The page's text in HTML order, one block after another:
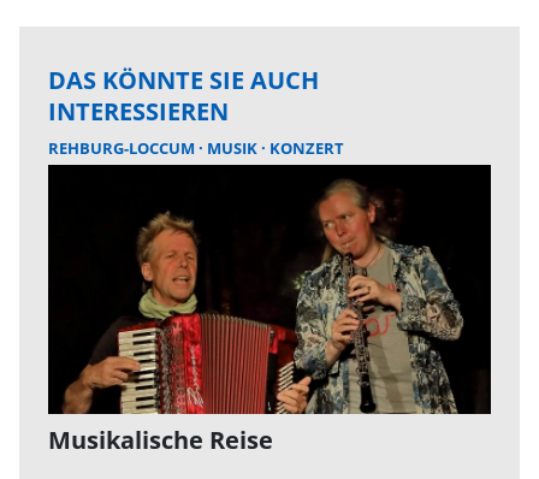
DAS KÖNNTE SIE AUCH
INTERESSIEREN
REHBURG-LOCCUM MUSIK KONZERT
Musikalische Reise